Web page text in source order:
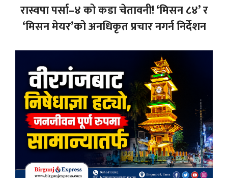
रास्वपा पर्सा–४ को कडा चेतावनी! ‘मिसन ८४’ र
‘मिसन मेयर’को अनधिकृत प्रचार नगर्न निर्देशन